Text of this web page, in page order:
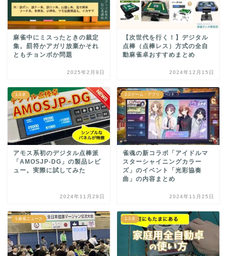
麻雀中にミスったときの裁定
集。罰符かアガリ放棄かそれ
ともチョンボか問題
2025年2月9日
【次世代を行く！】デジタル
点棒（点棒レス）方式の全自
動麻雀卓おすすめまとめ
2024年12月15日
1-3.卓
アモス系初のデジタル点棒派
「AMOSJP-DG」の製品レビ
ュー。実際に試してみた
2024年11月29日
2-2.ゲーム・アプリ
雀魂の新コラボ「アイドルマ
スターシャイニングカラー
ズ」のイベント「光彩協奏
曲」の内容まとめ
2024年11月25日
5.麻雀ニュース 1-3.卓